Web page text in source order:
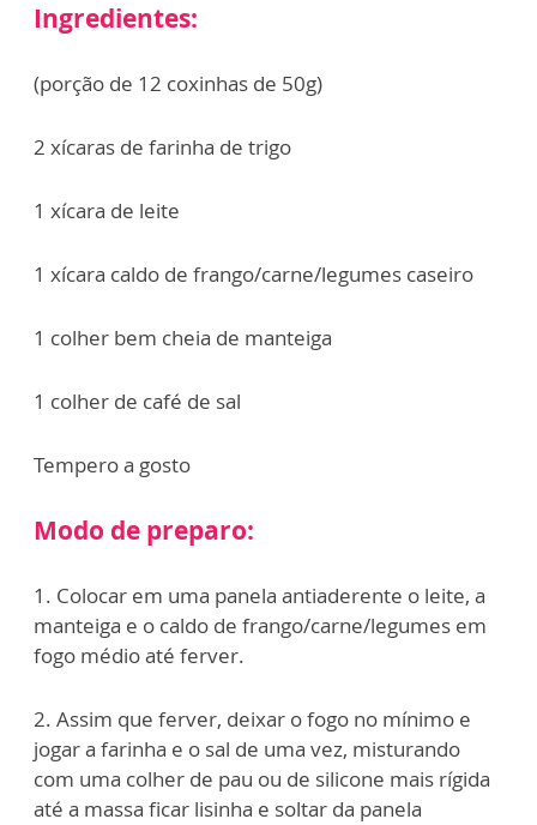
Ingredientes:
(porção de 12 coxinhas de 50g)
2 xícaras de farinha de trigo
1 xícara de leite
1 xícara caldo de frango/carne/legumes caseiro
1 colher bem cheia de manteiga
1 colher de café de sal
Tempero a gosto
Modo de preparo:
1. Colocar em uma panela antiaderente o leite, a
manteiga e o caldo de frango/carne/legumes em
fogo médio até ferver.
2. Assim que ferver, deixar o fogo no mínimo e
jogar a farinha e o sal de uma vez, misturando
com uma colher de pau ou de silicone mais rígida
até a massa ficar lisinha e soltar da panela